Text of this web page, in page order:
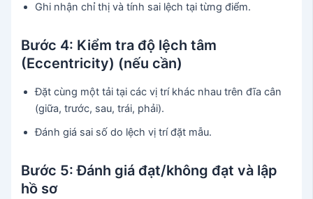
Ghi nhận chỉ thị và tính sai lệch tại từng điểm.
Bước 4: Kiểm tra độ lệch tâm
(Eccentricity) (nếu cần)
Đặt cùng một tải tại các vị trí khác nhau trên đĩa cân
(giữa, trước, sau, trái, phải).
Đánh giá sai số do lệch vị trí đặt mẫu.
Bước 5: Đánh giá đạt/không đạt và lập
hồ sơ